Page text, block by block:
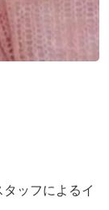
ッフによるイ